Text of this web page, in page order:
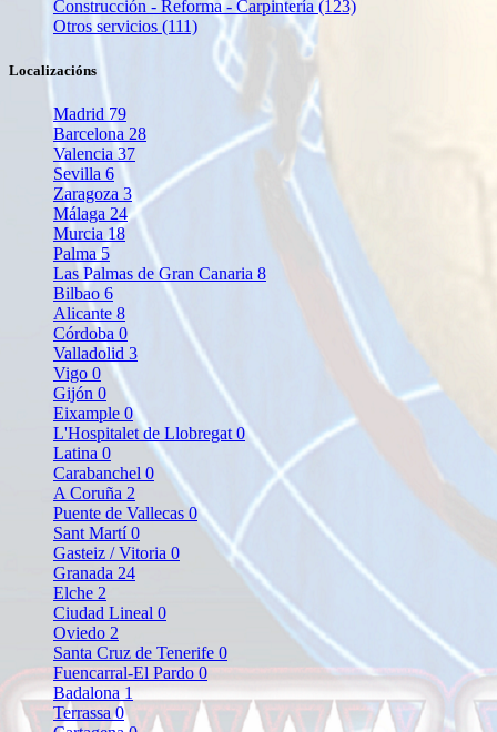
Construcción - Reforma - Carpintería (123)
Otros servicios (111)
Localizacións
Madrid 79
Barcelona 28
Valencia 37
Sevilla 6
Zaragoza 3
Málaga 24
Murcia 18
Palma5
Las Palmas de Gran Canaria 8
Bilbao 6
Alicante 8
Córdoba 0
Valladolid 3
Vigo 0
Gijón 0
Eixample 0
L'Hospitalet de Llobregat 0
Latina 0
Carabanchel 0
A Coruña 2
Puente de Vallecas 0
Sant Martí0
Gasteiz / Vitoria 0
Granada 24
Elche 2
Ciudad Lineal 0
Oviedo 2
Santa Cruz de Tenerife 0
Fuencarral-El Pardo0
Badalona 1
Terrassa0